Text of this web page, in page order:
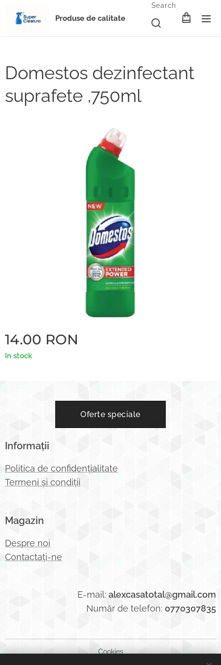
Produse de calitate
Search
Domestos dezinfectant
suprafete ,750ml
14.00 RON
In stock
Oferte speciale
Informații
Politica de confidențialitate
Termeni și condiții
Magazin
Despre noi
Contactați-ne
E-mail: alexcasatotal@gmail.com
Număr de telefon: 0770307835
Cookies